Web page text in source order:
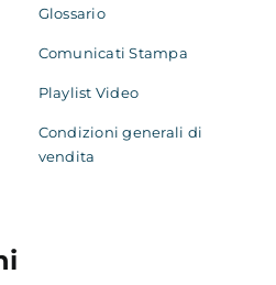
Glossario
Comunicati Stampa
Playlist Video
Condizioni generali di
vendita